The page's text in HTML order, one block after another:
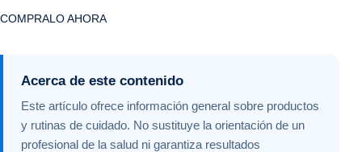
COMPRALO AHORA
Acerca de este contenido
Este artículo ofrece información general sobre productos
y rutinas de cuidado. No sustituye la orientación de un
profesional de la salud ni garantiza resultados